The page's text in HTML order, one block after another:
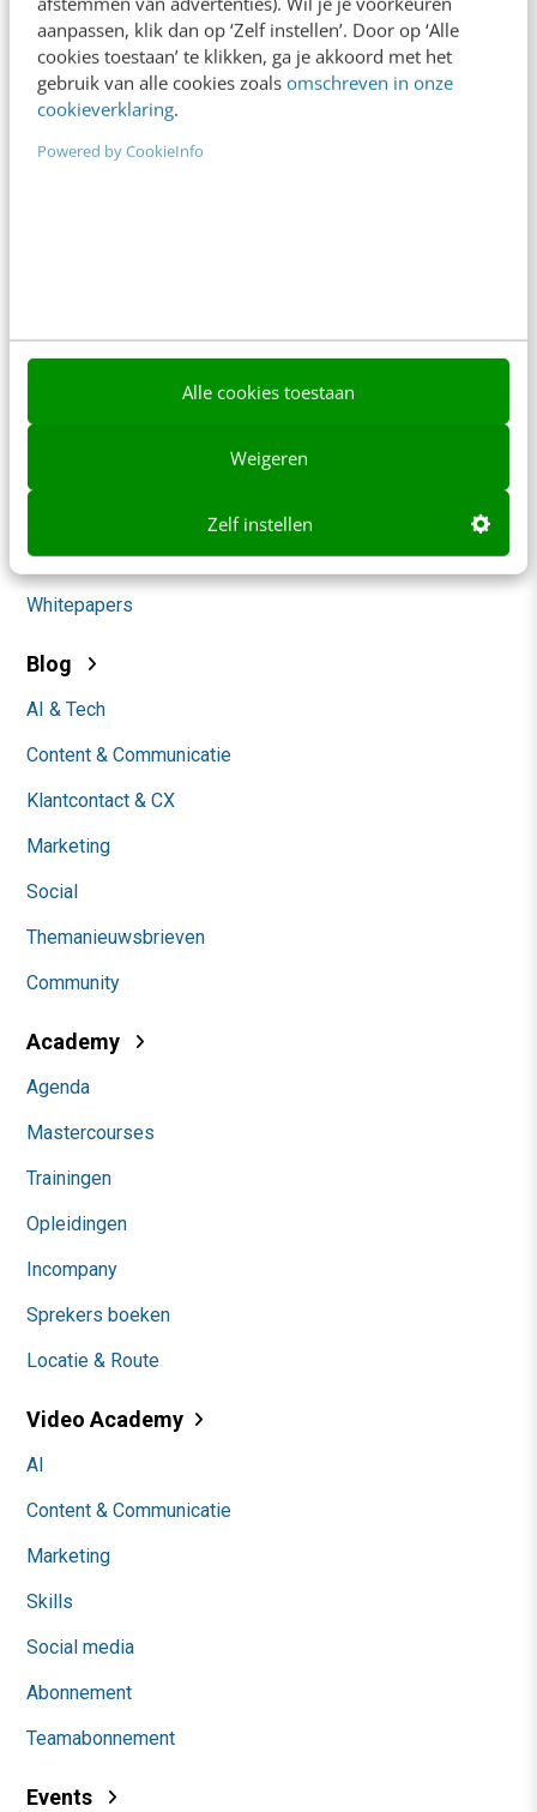
aanpassen, klik dan op ‘Zelf instellen’. Door op ‘Alle
cookies toestaan’ te klikken, ga je akkoord met het
gebruik van alle cookies zoals omschreven in onze
cookieverklaring.
Powered by CookieInfo
Alle cookies toestaan
Weigeren
Zelf instellen
Contact Redactie
redactie@frankwatching.com
+31 30 200 1045
Tarieven
Nieuwsbrieven
Werken bij
Whitepapers
Blog
AI & Tech
Content & Communicatie
Klantcontact & CX
Marketing
Social
Themanieuwsbrieven
Community
Academy
Agenda
Mastercourses
Trainingen
Opleidingen
Incompany
Sprekers boeken
Locatie & Route
Video Academy
AI
Content & Communicatie
Marketing
Skills
Social media
Abonnement
Teamabonnement
Events